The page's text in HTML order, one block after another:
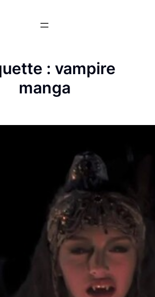
: vampire
manga